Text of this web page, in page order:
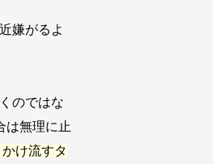
嫌がるよ
のではな
は無理に止
け流すタ